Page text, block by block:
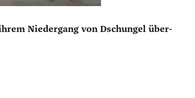
Nie­der­gang von Dschun­gel über­